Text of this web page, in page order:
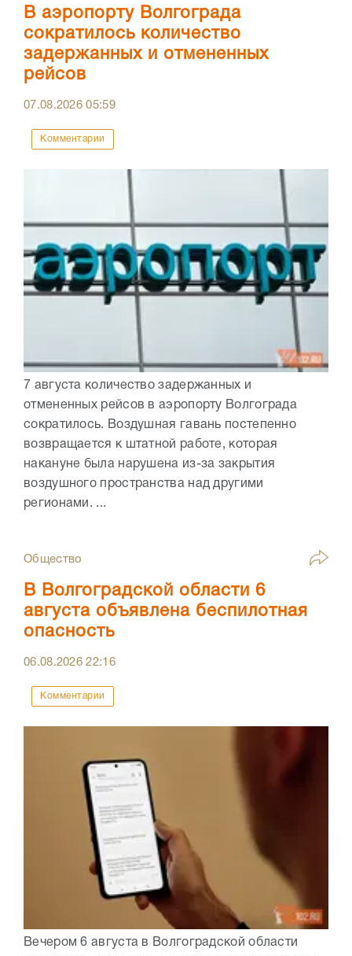
В аэропорту Волгограда
сократилось количество
задержанных и отмененных
рейсов
07.08.202605:59
Комментарии
7 августа количество задержанных и
отмененных рейсов в аэропорту Волгограда
сократилось. Воздушная гавань постепенно
возвращается к штатной работе, которая
накануне была нарушена из-за закрытия
воздушного пространства над другими
регионами. ...
Общество
В Волгоградской области 6
августа объявлена беспилотная
опасность
06.08.202622:16
Комментарии
Вечером 6 августа в Волгоградской области